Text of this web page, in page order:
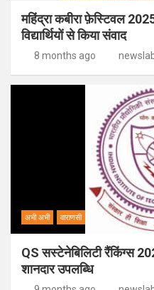
महिंद्रा कबीरा फ़ेस्टिवल
विद्यार्थियों से किया संवाद
8 months ago
अभी अभी वाराणसी
QS सस्टेनेबिलिटी रैंकिंग्स
शानदार उपलब्धि